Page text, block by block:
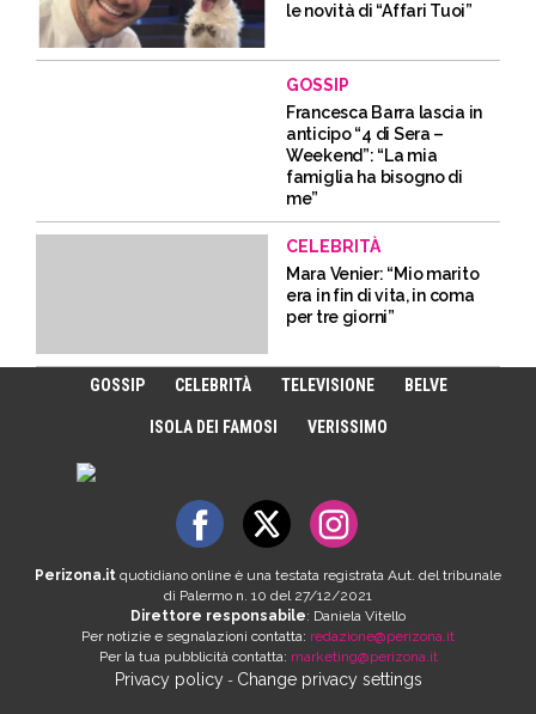
le novità di “Affari Tuoi”
GOSSIP
Francesca Barra lascia in
anticipo “4 di Sera –
Weekend”: “La mia
famiglia ha bisogno di
me”
CELEBRITÀ
Mara Venier: “Mio marito
era in fin di vita, in coma
per tre giorni”
GOSSIP CELEBRITÀ TELEVISIONE BELVE
ISOLA DEI FAMOSI VERISSIMO
Perizona.it quotidiano online è una testata registrata Aut. del tribunale
di Palermo n. 10 del 27/12/2021
Direttore responsabile: Daniela Vitello
Per notizie e segnalazioni contatta: redazione@perizona.it
Per la tua pubblicità contatta: marketing@perizona.it
Privacy policy- Change privacy settings